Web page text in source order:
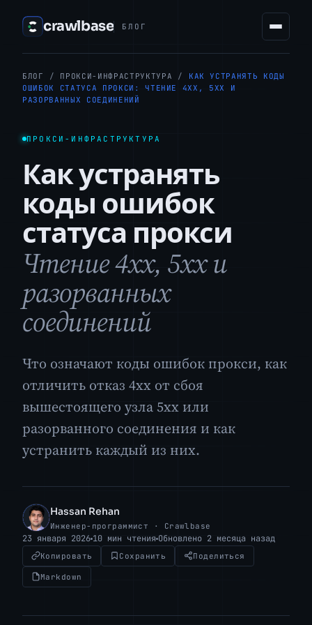
crawlbase БЛОГ
БЛОГ / ПРОКСИ-ИНФРАСТРУКТУРА /
КАК УСТРАНЯТЬ КОДЫ
ОШИБОК СТАТУСА ПРОКСИ: ЧТЕНИЕ 4XX, 5XX И
РАЗОРВАННЫХ СОЕДИНЕНИЙ
ПРОКСИ-ИНФРАСТРУКТУРА
Как устранять
коды ошибок
статуса прокси
Чтение 4xx, 5xx и
разорванных
соединений
Что означают коды ошибок прокси, как
отличить отказ 4xx от сбоя
вышестоящего узла 5xx или
разорванного соединения и как
устранить каждый из них.
HR
Hassan Rehan
Инженер-программист · Crawlbase
23 января 2026 10 мин чтения Обновлено 2 месяца назад
Копировать Сохранить Поделиться
Markdown